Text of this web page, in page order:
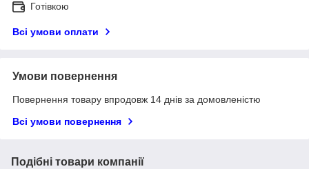
Готівкою
Всі умови оплати
Умови повернення
Повернення товару впродовж 14 днів за домовленістю
Всі умови повернення
Подібні товари компанії